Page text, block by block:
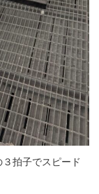
３拍子でスピード